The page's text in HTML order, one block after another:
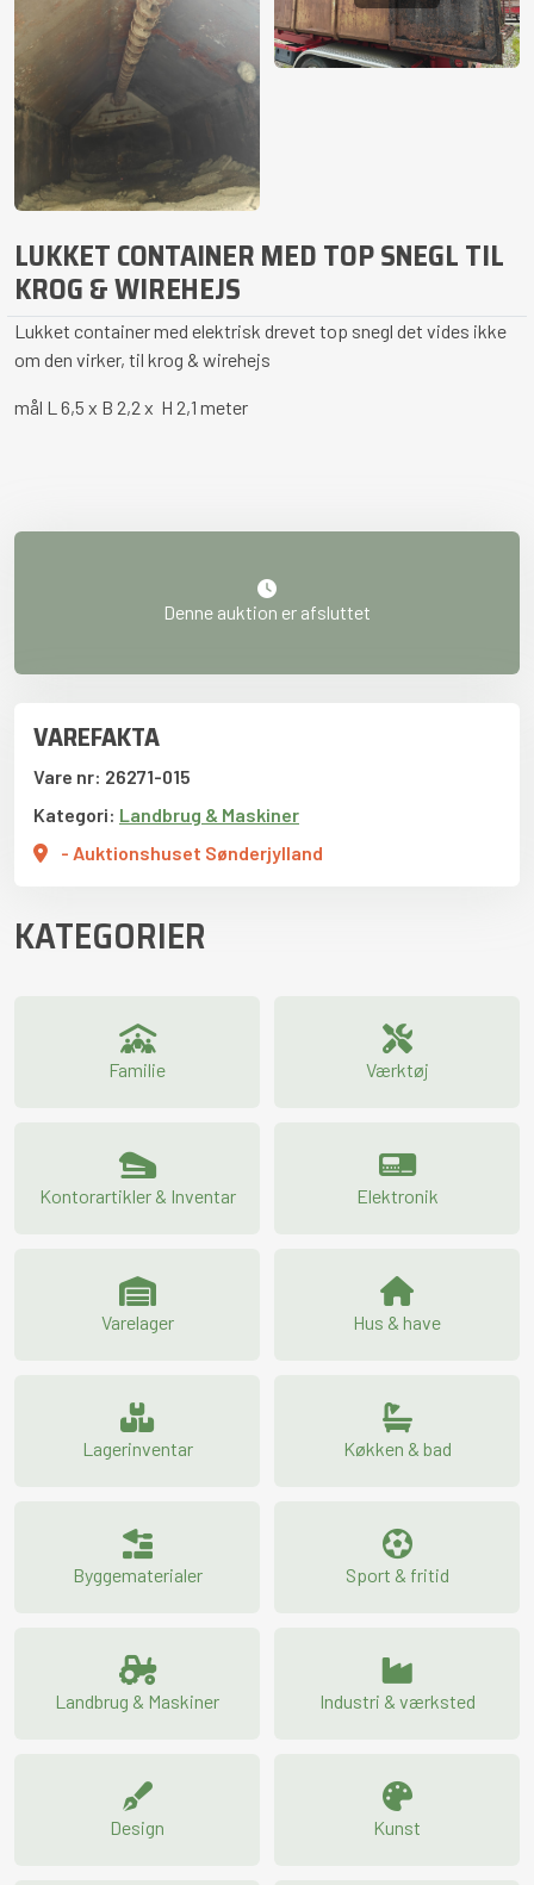
LUKKET CONTAINER MED TOP SNEGL TIL
KROG & WIREHEJS
Lukket container med elektrisk drevet top snegl det vides ikke
om den virker, til krog & wirehejs
mål L 6,5 x B 2,2 x H 2,1 meter
Denne auktion er afsluttet
VAREFAKTA
Vare nr: 26271-015
Kategori: Landbrug & Maskiner
- Auktionshuset Sønderjylland
KATEGORIER
Familie Værktøj
Kontorartikler & Inventar Elektronik
Varelager Hus & have
Lagerinventar Køkken & bad
Byggematerialer Sport & fritid
Landbrug & Maskiner Industri & værksted
Design Kunst